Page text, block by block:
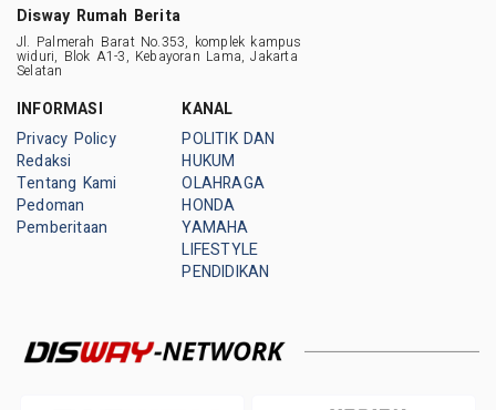
Disway Rumah Berita
Jl. Palmerah Barat No.353, komplek kampus
widuri, Blok A1-3, Kebayoran Lama, Jakarta
Selatan
INFORMASI
Privacy Policy
Redaksi
Tentang Kami
Pedoman
Pemberitaan
KANAL
POLITIK DAN
HUKUM
OLAHRAGA
HONDA
YAMAHA
LIFESTYLE
PENDIDIKAN